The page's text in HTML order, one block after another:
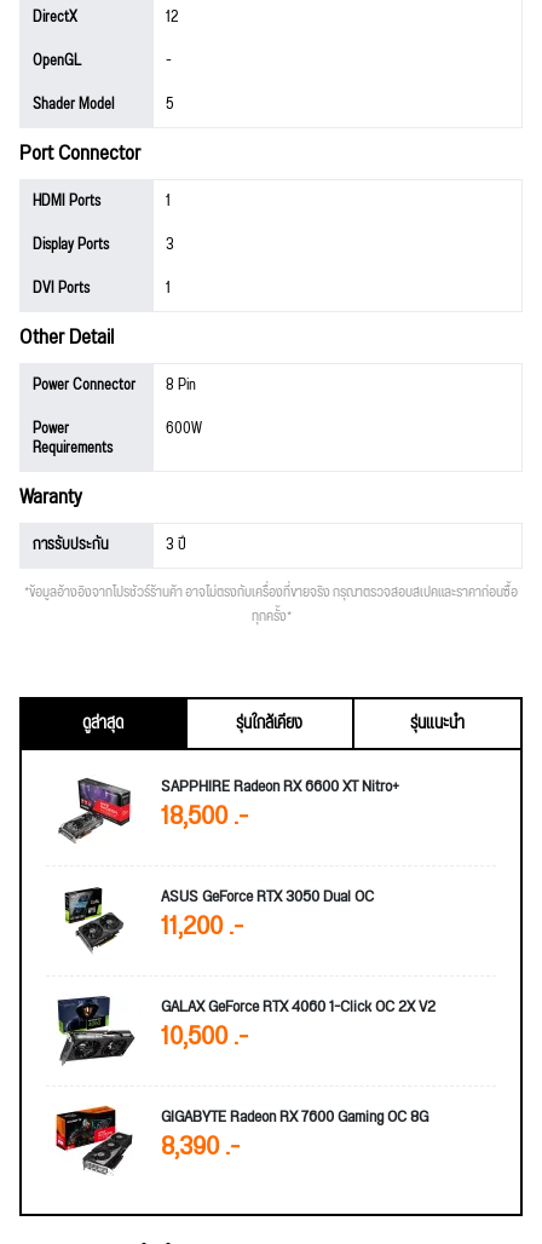
DirectX
12
OpenGL
-
Shader Model
5
Port Connector
HDMI Ports
1
Display Ports
3
DVI Ports
1
Other Detail
Power Connector
8 Pin
Power
Requirements
600W
Waranty
การรับประกัน 3 ปี
*ข้อมูลอ้างอิงจากโปรชัวร์ร้านค้า อาจไม่ตรงกับเครื่องที่ขายจริง กรุณาตรวจสอบสเปคและราคาก่อนซื้อ
ทุกครั้ง*
ดูล่าสุด รุ่นใกล้เคียง
รุ่นแนะนำ
SAPPHIRE Radeon RX 6600 XT Nitro+
18,500 .-
ASUS GeForce RTX 3050 Dual OC
11,200 .-
GALAX GeForce RTX 4060 1-Click OC 2X V2
10,500 .-
GIGABYTE Radeon RX 7600 Gaming OC 8G
8,390 .-